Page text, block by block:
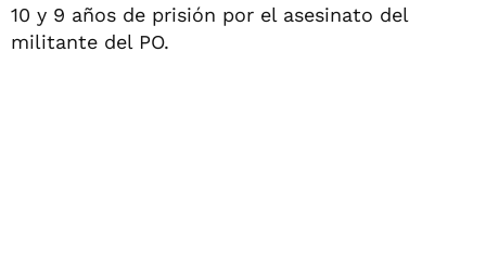
10 y 9 años de prisión por el asesinato del
militante del PO.